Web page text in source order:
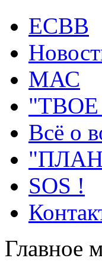
ECВB
МАС
Всё о
SOS !
Главное